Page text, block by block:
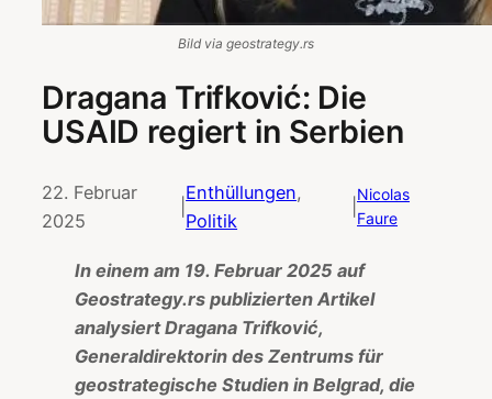
Bild via geostrategy.rs
Dragana Trifković: Die
USAID regiert in Serbien
22. Februar
2025
|
Enthüllungen
Politik
Nicolas
Faure
In einem am 19. Februar 2025 auf
Geostrategy.rs publizierten Artikel
analysiert Dragana Trifković,
Generaldirektorin des Zentrums für
geostrategische Studien in Belgrad, die